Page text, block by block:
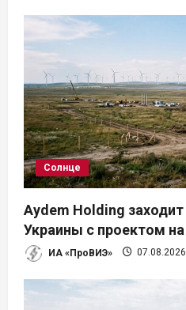
Солнце
Aydem Holding
Украины с проектом
ИА «ПроВИЭ» 07.08.2026